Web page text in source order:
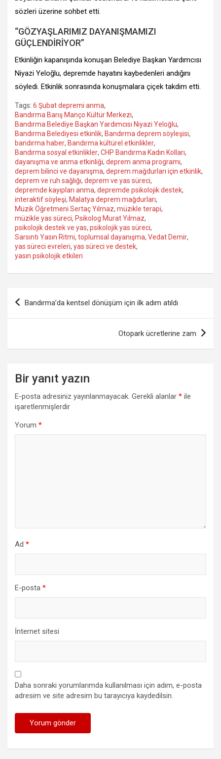
sözleri üzerine sohbet etti.
“GÖZYAŞLARIMIZ DAYANIŞMAMIZI
GÜÇLENDİRİYOR”
Etkinliğin kapanışında konuşan Belediye Başkan Yardımcısı
Niyazi Yeloğlu, depremde hayatını kaybedenleri andığını
söyledi. Etkinlik sonrasında konuşmalara çiçek takdim etti.
Tags: 6 Şubat depremi anma,
Bandırma Barış Manço Kültür Merkezi,
Bandırma Belediye Başkan Yardımcısı Niyazi Yeloğlu,
Bandırma Belediyesi etkinlik, Bandırma deprem söyleşisi,
bandırma haber, Bandırma kültürel etkinlikler,
Bandırma sosyal etkinlikler, CHP Bandırma Kadın Kolları,
dayanışma ve anma etkinliği, deprem anma programı,
deprem bilinci ve dayanışma, deprem mağdurları için etkinlik,
deprem ve ruh sağlığı, deprem ve yas süreci,
depremde kayıpları anma, depremde psikolojik destek,
interaktif söyleşi, Malatya deprem mağdurları,
Müzik Öğretmeni Sertaç Yılmaz, müzikle terapi,
müzikle yas süreci, Psikolog Murat Yılmaz,
psikolojik destek ve yas, psikolojik yas süreci,
Sarsıntı Yasın Ritmi, toplumsal dayanışma, Vedat Demir,
yas süreci evreleri, yas süreci ve destek,
yasın psikolojik etkileri
Yazı
Bandırma’da kentsel dönüşüm için ilk adım atıldı
Otopark ücretlerine zam
Bir yanıt yazın
E-posta adresiniz yayınlanmayacak. Gerekli alanlar * ile
işaretlenmişlerdir
Yorum *
Ad *
E-posta *
İnternet sitesi
Daha sonraki yorumlarımda kullanılması için adım, e-posta
adresim ve site adresim bu tarayıcıya kaydedilsin.